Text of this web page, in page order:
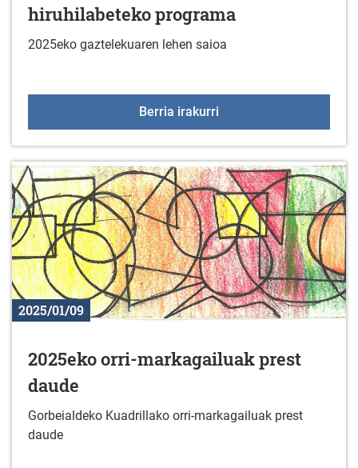
hiruhilabeteko programa
2025eko gaztelekuaren lehen saioa
Berria irakurri
2025/01/09
2025eko orri-markagailuak prest
daude
Gorbeialdeko Kuadrillako orri-markagailuak prest
daude